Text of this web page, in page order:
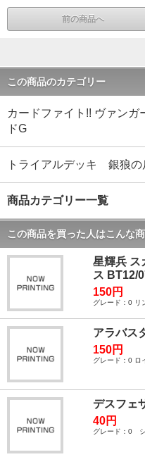
前の商品へ
この商品のカテゴリー
カードファイト!! ヴァンガ
ドG
トライアルデッキ 銀狼
商品カテゴリー一覧
この商品を買った人はこんな
星輝兵 ス
ス BT12/
150円
グレード：0 リ
アラバス
150円
グレード：0 ロ
デスフェ
40円
グレード：0